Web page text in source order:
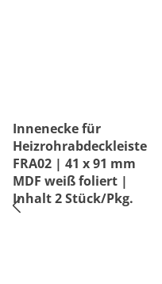
Innenecke für
Heizrohrabdeckleiste
FRA02 | 41 x 91 mm
MDF weiß foliert |
Inhalt 2 Stück/Pkg.